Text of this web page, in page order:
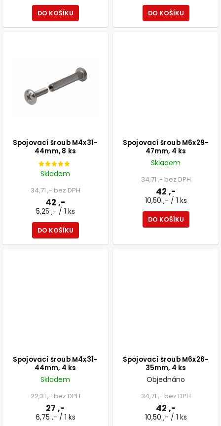
DO KOŠÍKU DO KOŠÍKU
Spojovací šroub M4x31-
44mm, 8 ks
Skladem
34,71 ,- bez DPH
42 ,-
5,25 ,- / 1 ks
DO KOŠÍKU
Spojovací šroub M6x29-
47mm, 4 ks
Skladem
34,71 ,- bez DPH
42 ,-
10,50 ,- / 1 ks
DO KOŠÍKU
Spojovací šroub M4x31-
44mm, 4 ks
Skladem
22,31 ,- bez DPH
27 ,-
6,75 ,- / 1 ks
Spojovací šroub M6x26-
35mm, 4 ks
Objednáno
34,71 ,- bez DPH
42 ,-
10,50 ,- / 1 ks